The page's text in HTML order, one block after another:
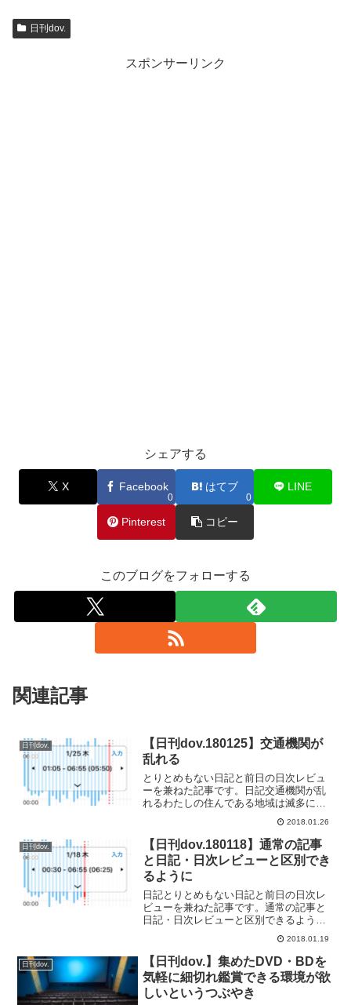
日刊dov.
スポンサーリンク
シェアする
X Facebook
0
はてブ
0
LINE
Pinterest コピー
このブログをフォローする
関連記事
日刊dov.
【日刊dov.180125】交通機関が
乱れる
とりとめもない日記と前日の日次レビュ
ーを兼ねた記事です。日記交通機関が乱
れるわたしの住んである地域は滅多に雪
は降りませんので、昨日からの雪はこた
えております。列車は止まってしまう
し、幹線道路はずっと渋滞です。こんな
時は通常出勤を諦めてのんび...
2018.01.26
日刊dov.
【日刊dov.180118】通常の記事
と日記・日次レビューと区別でき
るように
日記とりとめもない日記と前日の日次レ
ビューを兼ねた記事です。通常の記事と
日記・日次レビューと区別できるように1
月から別館で書いていた日記をこちらの
本館に持ってきて、同時に日次レビュー
も合わせて記事として書いております
が、一覧表示したときに日...
2018.01.19
日刊dov.
【日刊dov.】集めたDVD・BDを
気軽に細切れ鑑賞できる環境が欲
しいというつぶやき